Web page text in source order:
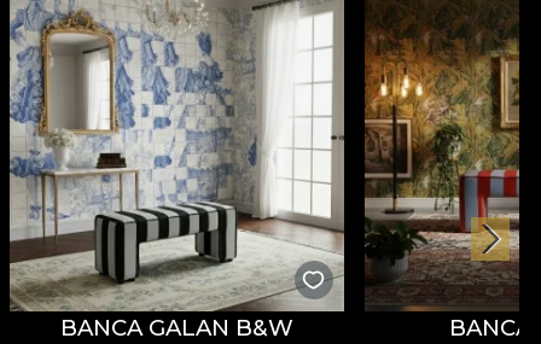
BANCA GALAN B&W BANCA